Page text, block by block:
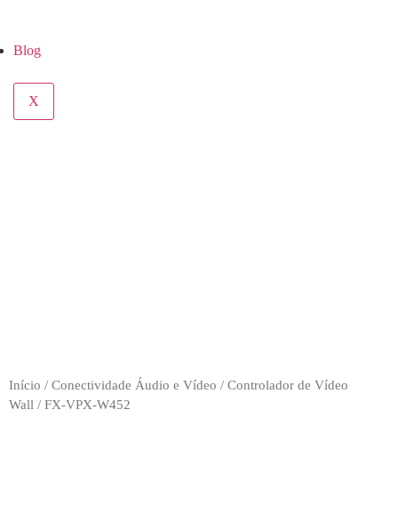
Blog
X
Início / Conectividade Áudio e Vídeo / Controlador de Vídeo
Wall / FX-VPX-W452